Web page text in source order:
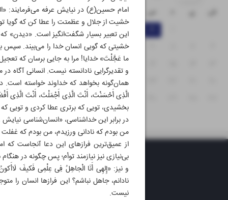
امام حسین(ع) در نیایش عرفه می‌فرمایند:
خشیت از جلال و عظمتت را عطا کن که گویا
این تعبیر بسیار شگفت‌انگیز است. «دیدن»
خشیتی که گویی انسان خدا را می‌بیند. سپس
ما عَجَّلْتَ» خدایا! مرا به جایی برسان که
و تقدیرگرایی نادانسته نیست. انسانی آگاه
همان‌گونه بخواهد که خداوند خواسته است.
الَّذِى أَحْسَنْتَ، أَنْتَ الَّذِى أَجْمَلْتَ، أَنْتَ الَّذِى
بخشیدی، تویی که برتری عطا کردی و تویی
در برابر این خداشناسی، «انسان‌شناسی
من بودم که نادانی ورزیدم، من بودم که
از عمیق‌ترین فرازهای این دعا آنجاست که
بی‌نیازی نیز نیازمند توأم؛ پس چگونه در هنگام
و نیز: «إِلهِى أَنَا الْجاهِلُ فِى عِلْمِى فَکیفَ
نادانم، جاهل نباشم؟ این فرازها انسان را
نیست.
پ ج
۴
۵
۱۰ ۱۱
۱۲
۱۷ ۱۸
۱۹
۲۴ ۲۵
۲۶
۳۱